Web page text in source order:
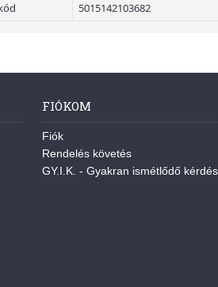
5015142103682
FIÓKOM
Fiók
Rendelés követés
GY.I.K. - Gyakran ismétlődő